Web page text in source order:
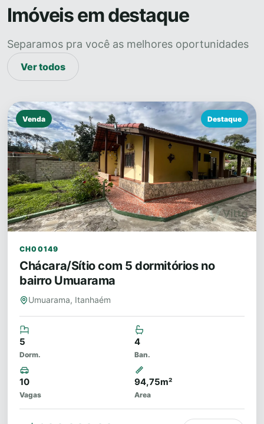
Imóveis em destaque
Separamos pra você as melhores oportunidades
Ver todos
Venda Destaque
CH00149
Chácara/Sítio com 5 dormitórios no
bairro Umuarama
Umuarama, Itanhaém
5
Dorm.
4
Ban.
10
Vagas
94,75m²
Area